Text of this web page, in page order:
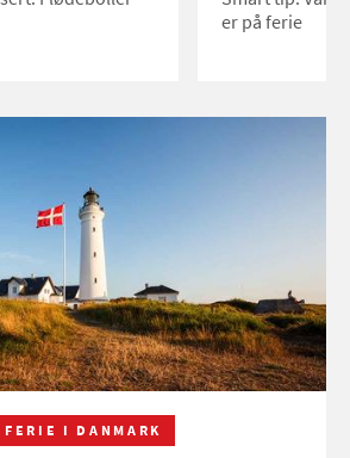
er på ferie
FERIE I DANMARK